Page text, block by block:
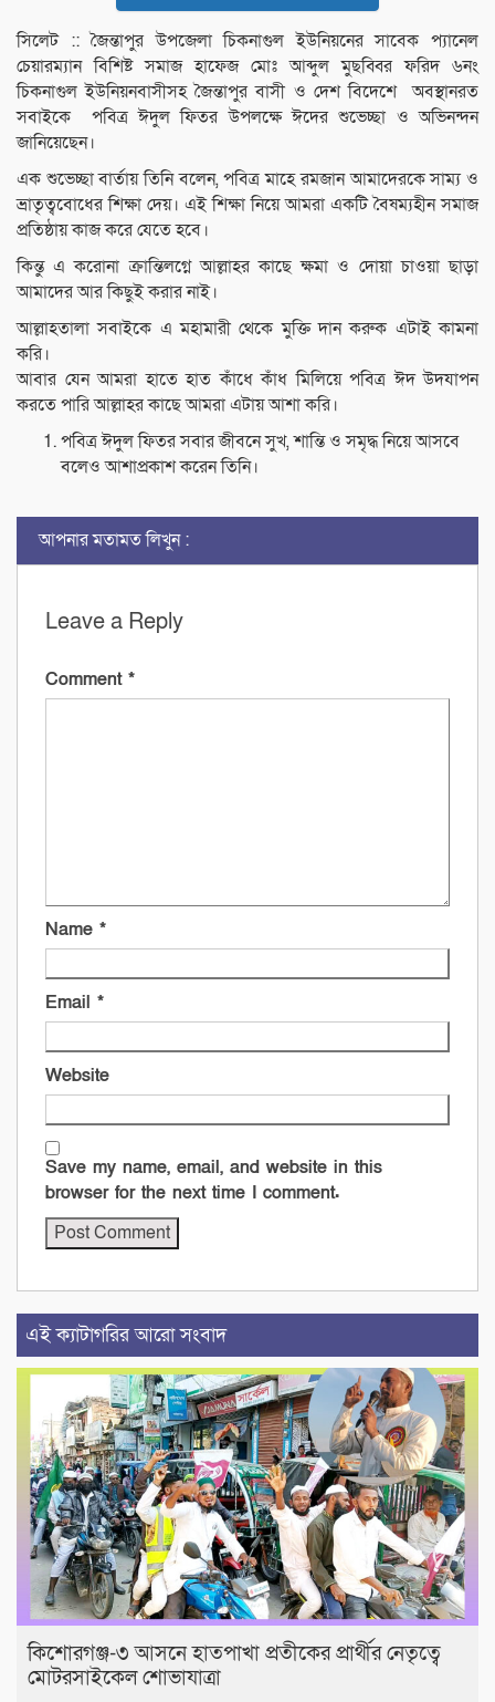
সিলেট :: জৈন্তাপুর উপজেলা চিকনাগুল ইউনিয়নের সাবেক প্যানেল
চেয়ারম্যান বিশিষ্ট সমাজ হাফেজ মোঃ আব্দুল মুছব্বির ফরিদ ৬নং
চিকনাগুল ইউনিয়নবাসীসহ জৈন্তাপুর বাসী ও দেশ বিদেশে অবস্থানরত
সবাইকে পবিত্র ঈদুল ফিতর উপলক্ষে ঈদের শুভেচ্ছা ও অভিনন্দন
জানিয়েছেন।
এক শুভেচ্ছা বার্তায় তিনি বলেন, পবিত্র মাহে রমজান আমাদেরকে সাম্য ও
ভ্রাতৃত্ববোধের শিক্ষা দেয়। এই শিক্ষা নিয়ে আমরা একটি বৈষম্যহীন সমাজ
প্রতিষ্ঠায় কাজ করে যেতে হবে।
কিন্তু এ করোনা ক্রান্তিলগ্নে আল্লাহর কাছে ক্ষমা ও দোয়া চাওয়া ছাড়া
আমাদের আর কিছুই করার নাই।
আল্লাহতালা সবাইকে এ মহামারী থেকে মুক্তি দান করুক এটাই কামনা
করি।
আবার যেন আমরা হাতে হাত কাঁধে কাঁধ মিলিয়ে পবিত্র ঈদ উদযাপন
করতে পারি আল্লাহর কাছে আমরা এটায় আশা করি।
পবিত্র ঈদুল ফিতর সবার জীবনে সুখ, শান্তি ও সমৃদ্ধ নিয়ে আসবে
বলেও আশাপ্রকাশ করেন তিনি।
আপনার মতামত লিখুন :
Leave a Reply
Comment *
Name *
Email *
Website
Save my name, email, and website in this
browser for the next time I comment.
এই ক্যাটাগরির আরো সংবাদ
কিশোরগঞ্জ-৩ আসনে হাতপাখা প্রতীকের প্রার্থীর নেতৃত্বে
মোটরসাইকেল শোভাযাত্রা